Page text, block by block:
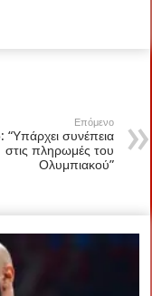
Επόμενο
“Υπάρχει συνέπεια
στις πληρωμές του
Ολυμπιακού”